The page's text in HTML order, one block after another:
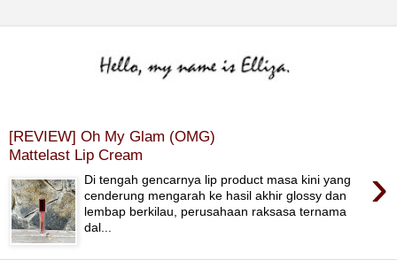
[REVIEW] Oh My Glam (OMG)
Mattelast Lip Cream
›
Di tengah gencarnya lip product masa kini yang
cenderung mengarah ke hasil akhir glossy dan
lembap berkilau, perusahaan raksasa ternama
dal...